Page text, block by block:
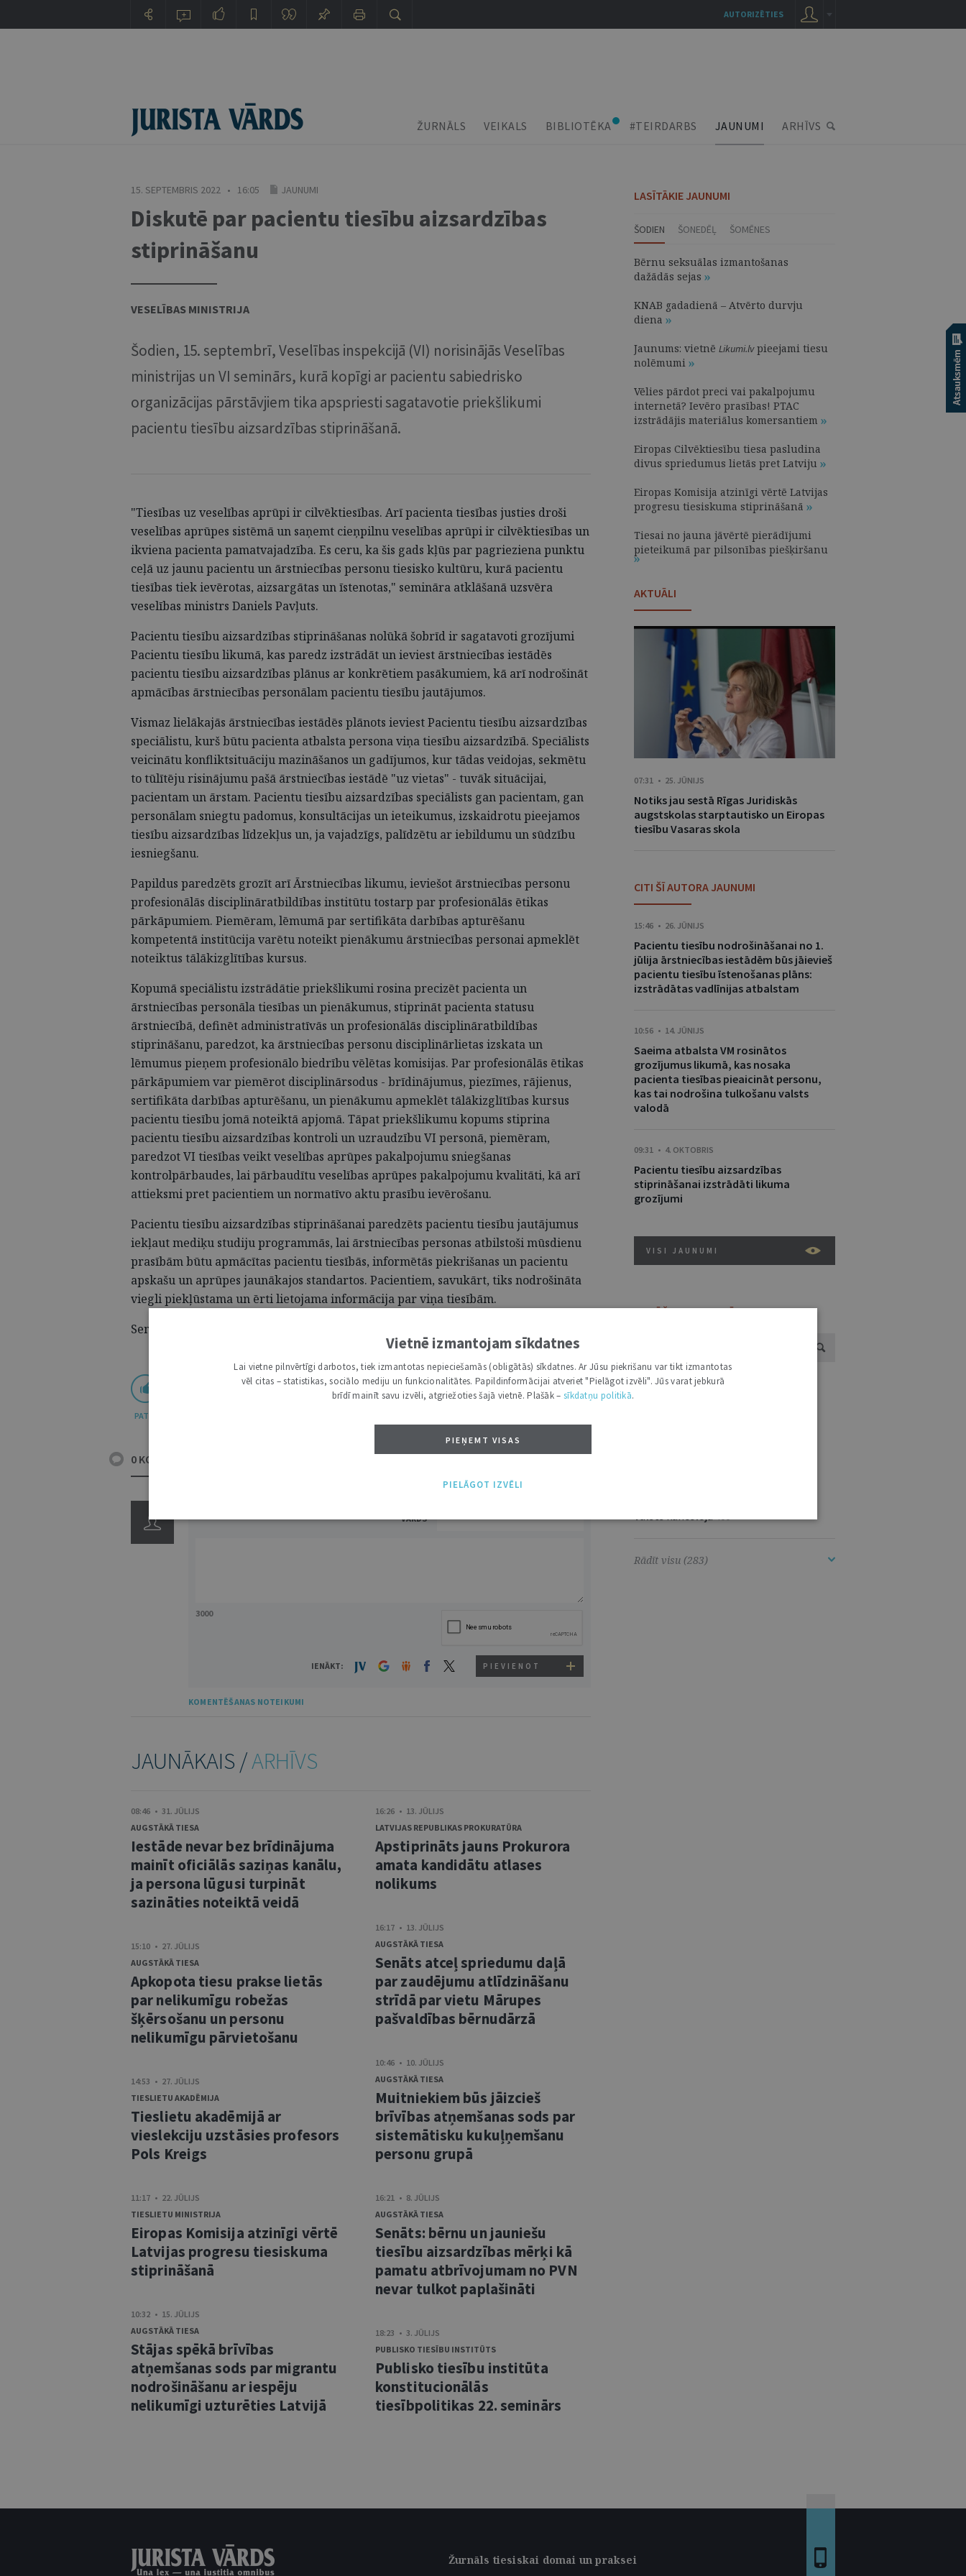
ŽURNĀLS VEIKALS BIBLIOTĒKA #TEIRDARBS JAUNUMI ARHĪVS
15. SEPTEMBRIS 2022 • 16:05 JAUNUMI
Diskutē par pacientu tiesību aizsardzības
stiprināšanu
VESELĪBAS MINISTRIJA
Šodien, 15. septembrī, Veselības inspekcijā (VI) norisinājās Veselības
ministrijas un VI seminārs, kurā kopīgi ar pacientu sabiedrisko
organizācijas pārstāvjiem tika apspriesti sagatavotie priekšlikumi
pacientu tiesību aizsardzības stiprināšanā.
"Tiesības uz veselības aprūpi ir cilvēktiesības. Arī pacienta tiesības justies droši
veselības aprūpes sistēmā un saņemt cieņpilnu veselības aprūpi ir cilvēktiesības un
ikviena pacienta pamatvajadzība. Es ceru, ka šis gads kļūs par pagrieziena punktu
ceļā uz jaunu pacientu un ārstniecības personu tiesisko kultūru, kurā pacientu
tiesības tiek ievērotas, aizsargātas un īstenotas," semināra atklāšanā uzsvēra
veselības ministrs Daniels Pavļuts.
Pacientu tiesību aizsardzības stiprināšanas nolūkā šobrīd ir sagatavoti grozījumi
Pacientu tiesību likumā, kas paredz izstrādāt un ieviest ārstniecības iestādēs
pacientu tiesību aizsardzības plānus ar konkrētiem pasākumiem, kā arī nodrošināt
apmācības ārstniecības personālam pacientu tiesību jautājumos.
Vismaz lielākajās ārstniecības iestādēs plānots ieviest Pacientu tiesību aizsardzības
speciālistu, kurš būtu pacienta atbalsta persona viņa tiesību aizsardzībā. Speciālists
veicinātu konfliktsituāciju mazināšanos un gadījumos, kur tādas veidojas, sekmētu
to tūlītēju risinājumu pašā ārstniecības iestādē "uz vietas" - tuvāk situācijai,
pacientam un ārstam. Pacientu tiesību aizsardzības speciālists gan pacientam, gan
personālam sniegtu padomus, konsultācijas un ieteikumus, izskaidrotu pieejamos
tiesību aizsardzības līdzekļus un, ja vajadzīgs, palīdzētu ar iebildumu un sūdzību
iesniegšanu.
Papildus paredzēts grozīt arī Ārstniecības likumu, ieviešot ārstniecības personu
profesionālās disciplināratbildības institūtu tostarp par profesionālās ētikas
pārkāpumiem. Piemēram, lēmumā par sertifikāta darbības apturēšanu
kompetentā institūcija varētu noteikt pienākumu ārstniecības personai apmeklēt
noteiktus tālākizglītības kursus.
Kopumā speciālistu izstrādātie priekšlikumi rosina precizēt pacienta un
ārstniecības personāla tiesības un pienākumus, stiprināt pacienta statusu
ārstniecībā, definēt administratīvās un profesionālās disciplināratbildības
stiprināšanu, paredzot, ka ārstniecības personu disciplinārlietas izskata un
lēmumus pieņem profesionālo biedrību vēlētas komisijas. Par profesionālās ētikas
pārkāpumiem var piemērot disciplinārsodus - brīdinājumus, piezīmes, rājienus,
sertifikāta darbības apturēšanu, un pienākumu apmeklēt tālākizglītības kursus
pacientu tiesību jomā noteiktā apjomā. Tāpat priekšlikumu kopums stiprina
pacientu tiesību aizsardzības kontroli un uzraudzību VI personā, piemēram,
paredzot VI tiesības veikt veselības aprūpes pakalpojumu sniegšanas
kontrolpārbaudes, lai pārbaudītu veselības aprūpes pakalpojumu kvalitāti, kā arī
attieksmi pret pacientiem un normatīvo aktu prasību ievērošanu.
Pacientu tiesību aizsardzības stiprināšanai paredzēts pacientu tiesību jautājumus
iekļaut mediķu studiju programmās, lai ārstniecības personas atbilstoši mūsdienu
prasībām būtu apmācītas pacientu tiesībās, informētās piekrišanas un pacientu
apskašu un aprūpes jaunākajos standartos. Pacientiem, savukārt, tiks nodrošināta
viegli piekļūstama un ērti lietojama informācija par viņa tiesībām.
Semināra ierakstu iespējams noskatīties Veselības ministrijas
PATĪK
0 KOMENTĀRI
VĀRDS
3000
IENĀKT: PIEVIENOT
KOMENTĒŠANAS NOTEIKUMI
JAUNĀKAIS /ARHĪVS
08:46 • 31. JŪLIJS
AUGSTĀKĀ TIESA
Iestāde nevar bez brīdinājuma
mainīt oficiālās saziņas kanālu,
ja persona lūgusi turpināt
sazināties noteiktā veidā
15:10 • 27. JŪLIJS
AUGSTĀKĀ TIESA
Apkopota tiesu prakse lietās
par nelikumīgu robežas
šķērsošanu un personu
nelikumīgu pārvietošanu
14:53 • 27. JŪLIJS
TIESLIETU AKADĒMIJA
Tieslietu akadēmijā ar
vieslekciju uzstāsies profesors
Pols Kreigs
11:17 • 22. JŪLIJS
TIESLIETU MINISTRIJA
Eiropas Komisija atzinīgi vērtē
Latvijas progresu tiesiskuma
stiprināšanā
10:32 • 15. JŪLIJS
AUGSTĀKĀ TIESA
Stājas spēkā brīvības
atņemšanas sods par migrantu
nodrošināšanu ar iespēju
nelikumīgi uzturēties Latvijā
16:26 • 13. JŪLIJS
LATVIJAS REPUBLIKAS PROKURATŪRA
Apstiprināts jauns Prokurora
amata kandidātu atlases
nolikums
16:17 • 13. JŪLIJS
AUGSTĀKĀ TIESA
Senāts atceļ spriedumu daļā
par zaudējumu atlīdzināšanu
strīdā par vietu Mārupes
pašvaldības bērnudārzā
10:46 • 10. JŪLIJS
AUGSTĀKĀ TIESA
Muitniekiem būs jāizcieš
brīvības atņemšanas sods par
sistemātisku kukuļņemšanu
personu grupā
16:21 • 8. JŪLIJS
AUGSTĀKĀ TIESA
Senāts: bērnu un jauniešu
tiesību aizsardzības mērķi kā
pamatu atbrīvojumam no PVN
nevar tulkot paplašināti
18:23 • 3. JŪLIJS
PUBLISKO TIESĪBU INSTITŪTS
Publisko tiesību institūta
konstitucionālās
tiesībpolitikas 22. seminārs
LASĪTĀKIE JAUNUMI
ŠODIEN ŠONEDĒĻ ŠOMĒNES
Bērnu seksuālas izmantošanas
dažādās sejas
KNAB gadadienā – Atvērto durvju
diena
Jaunums: vietnē Likumi.lvpieejami tiesu
nolēmumi
Vēlies pārdot preci vai pakalpojumu
internetā? Ievēro prasības! PTAC
izstrādājis materiālus komersantiem
Eiropas Cilvēktiesību tiesa pasludina
divus spriedumus lietās pret Latviju
Eiropas Komisija atzinīgi vērtē Latvijas
progresu tiesiskuma stiprināšanā
Tiesai no jauna jāvērtē pierādījumi
pieteikumā par pilsonības piešķiršanu
AKTUĀLI
07:31 • 25. JŪNIJS
Notiks jau sestā Rīgas Juridiskās
augstskolas starptautisko un Eiropas
tiesību Vasaras skola
CITI ŠĪ AUTORA JAUNUMI
15:46 • 26. JŪNIJS
Pacientu tiesību nodrošināšanai no 1.
jūlija ārstniecības iestādēm būs jāievieš
pacientu tiesību īstenošanas plāns:
izstrādātas vadlīnijas atbalstam
10:56 • 14. JŪNIJS
Saeima atbalsta VM rosinātos
grozījumus likumā, kas nosaka
pacienta tiesības pieaicināt personu,
kas tai nodrošina tulkošanu valsts
valodā
09:31 • 4. OKTOBRIS
Pacientu tiesību aizsardzības
stiprināšanai izstrādāti likuma
grozījumi
VISI JAUNUMI
IESTĀŽU UN INSTITŪCIJU JAUNUMI
Augstākā tiesa 2655
Valsts kanceleja400
Rādīt visu (283)
Žurnāls tiesiskai domai un praksei
AUTORIZĒTIES
Vietnē izmantojam sīkdatnes
Lai vietne pilnvērtīgi darbotos, tiek izmantotas nepieciešamās (obligātās) sīkdatnes. Ar Jūsu piekrišanu var tikt izmantotas
vēl citas – statistikas, sociālo mediju un funkcionalitātes. Papildinformācijai atveriet "Pielāgot izvēli". Jūs varat jebkurā
brīdī mainīt savu izvēli, atgriežoties šajā vietnē. Plašāk – sīkdatņu politikā.
PIEŅEMT VISAS
PIELĀGOT IZVĒLI